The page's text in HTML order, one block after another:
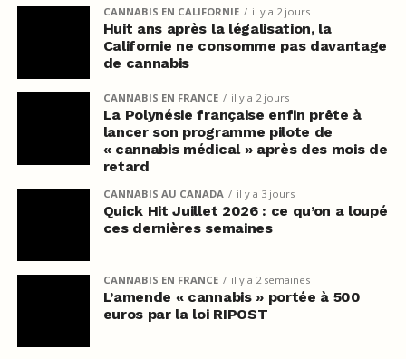
CANNABIS EN CALIFORNIE il y a 2 jours
Huit ans après la légalisation, la
Californie ne consomme pas davantage
de cannabis
CANNABIS EN FRANCE il y a 2 jours
La Polynésie française enfin prête à
lancer son programme pilote de
« cannabis médical » après des mois de
retard
CANNABIS AU CANADA il y a 3 jours
Quick Hit Juillet 2026 : ce qu’on a loupé
ces dernières semaines
CANNABIS EN FRANCE il y a 2 semaines
L’amende « cannabis » portée à 500
euros par la loi RIPOST